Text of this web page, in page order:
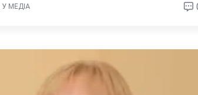
МЕДІА